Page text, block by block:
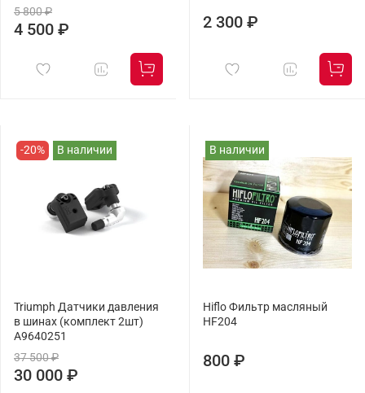
5 800 ₽
4 500 ₽ 2 300 ₽
-20% В наличии
Triumph Датчики давления
в шинах (комплект 2шт)
A9640251
37 500 ₽
30 000 ₽
В наличии
Hiflo Фильтр масляный
HF204
800 ₽